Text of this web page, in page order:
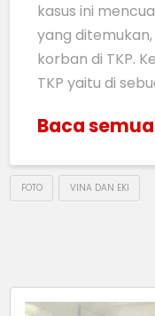
kasus ini
yang
korban di TKP.
TKP yaitu di
Baca semua
FOTO VINA DAN EKI